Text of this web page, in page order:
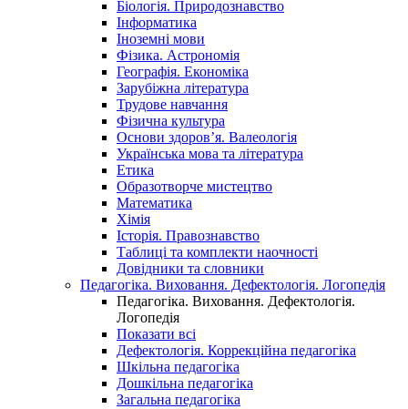
Біологія. Природознавство
Інформатика
Іноземні мови
Фізика. Астрономія
Географія. Економіка
Зарубіжна література
Трудове навчання
Фізична культура
Основи здоров’я. Валеологія
Українська мова та література
Етика
Образотворче мистецтво
Математика
Хімія
Історія. Правознавство
Таблиці та комплекти наочності
Довідники та словники
Педагогіка. Виховання. Дефектологія. Логопедія
Педагогіка. Виховання. Дефектологія.
Логопедія
Показати всі
Дефектологія. Коррекційна педагогіка
Шкільна педагогіка
Дошкільна педагогіка
Загальна педагогіка